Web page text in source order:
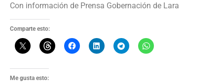
Con información de Prensa Gobernación de Lara
Comparte esto:
Me gusta esto: